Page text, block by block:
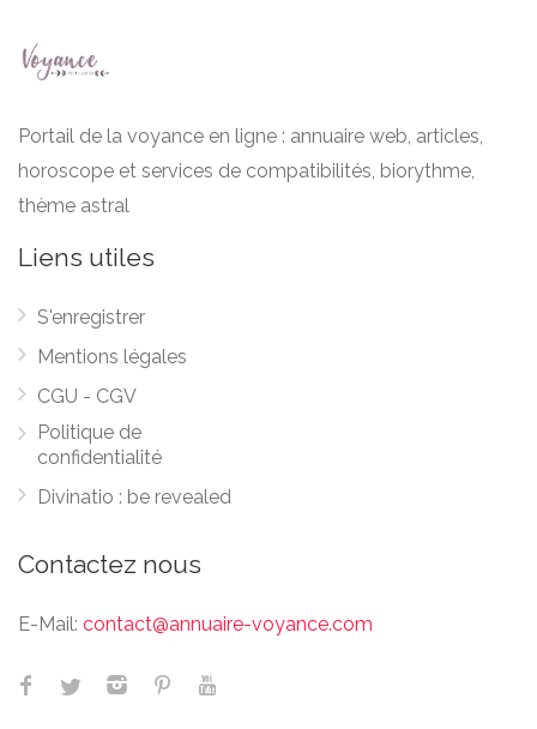
Portail de la voyance en ligne : annuaire web, articles,
horoscope et services de compatibilités, biorythme,
thème astral
Liens utiles
S'enregistrer
Mentions légales
CGU - CGV
Politique de
confidentialité
Divinatio : be revealed
Contactez nous
E-Mail: contact@annuaire-voyance.com